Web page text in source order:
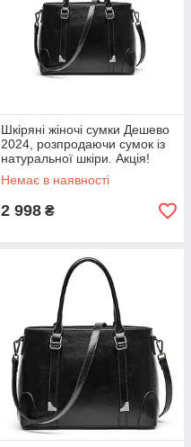
Шкіряні жіночі сумки Дешево
2024, розпродаючи сумок із
натуральної шкіри. Акція!
Немає в наявності
2 998 ₴